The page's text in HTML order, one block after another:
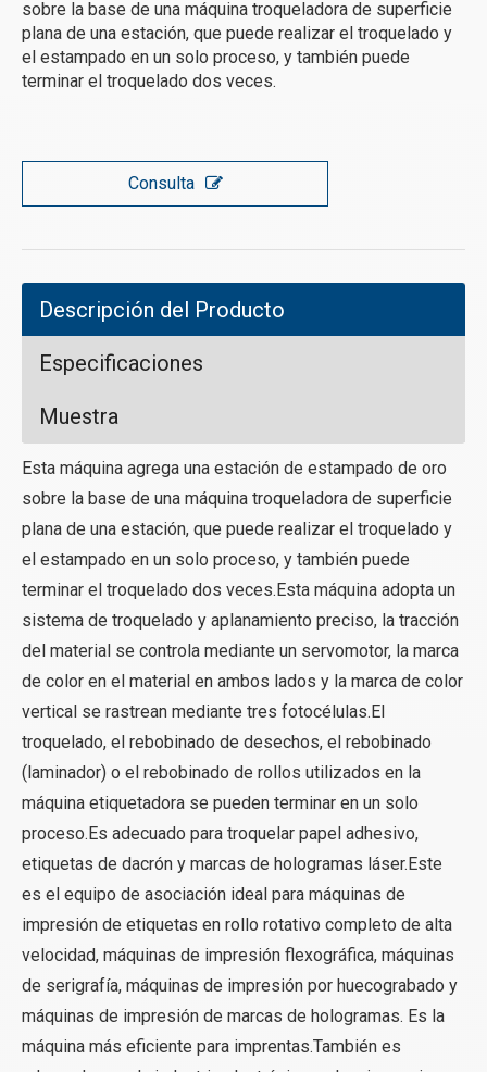
sobre la base de una máquina troqueladora de superficie
plana de una estación, que puede realizar el troquelado y
el estampado en un solo proceso, y también puede
terminar el troquelado dos veces.
Consulta
Descripción del Producto
Especificaciones
Muestra
Esta máquina agrega una estación de estampado de oro
sobre la base de una máquina troqueladora de superficie
plana de una estación, que puede realizar el troquelado y
el estampado en un solo proceso, y también puede
terminar el troquelado dos veces.Esta máquina adopta un
sistema de troquelado y aplanamiento preciso, la tracción
del material se controla mediante un servomotor, la marca
de color en el material en ambos lados y la marca de color
vertical se rastrean mediante tres fotocélulas.El
troquelado, el rebobinado de desechos, el rebobinado
(laminador) o el rebobinado de rollos utilizados en la
máquina etiquetadora se pueden terminar en un solo
proceso.Es adecuado para troquelar papel adhesivo,
etiquetas de dacrón y marcas de hologramas láser.Este
es el equipo de asociación ideal para máquinas de
impresión de etiquetas en rollo rotativo completo de alta
velocidad, máquinas de impresión flexográfica, máquinas
de serigrafía, máquinas de impresión por huecograbado y
máquinas de impresión de marcas de hologramas. Es la
máquina más eficiente para imprentas.También es